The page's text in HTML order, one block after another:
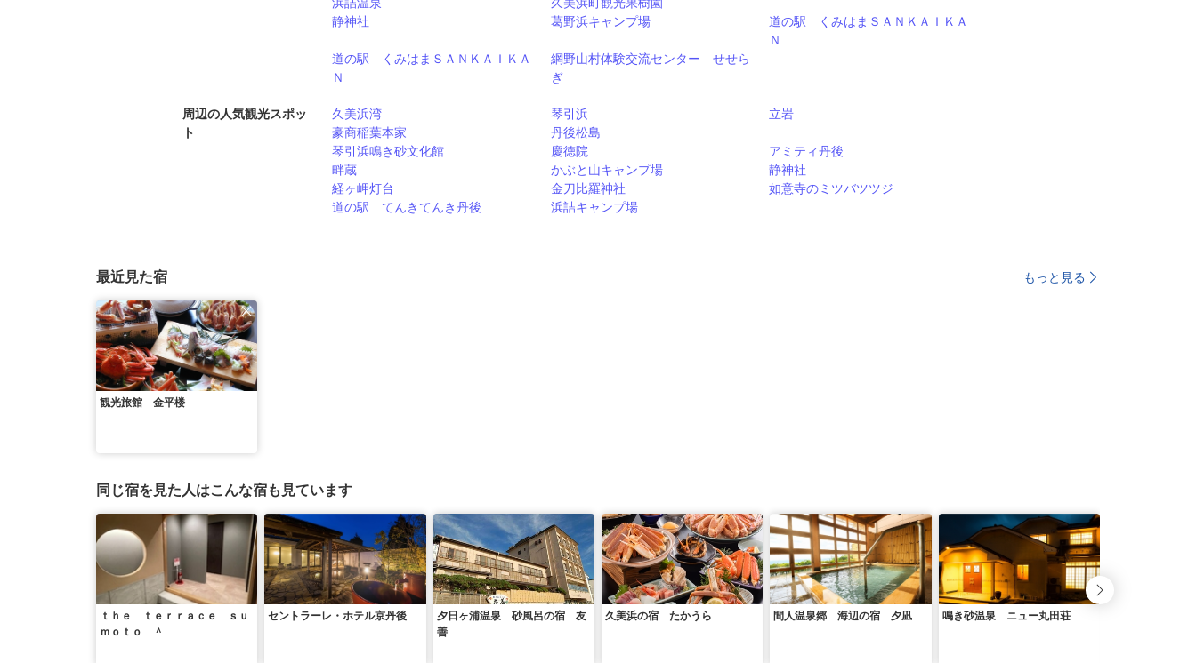
静神社
葛野浜キャンプ場
道の駅 くみはまＳＡＮＫＡＩＫＡ
Ｎ
道の駅 くみはまＳＡＮＫＡＩＫＡ
Ｎ
網野山村体験交流センター せせら
ぎ
周辺の人気観光スポッ
ト
久美浜湾 琴引浜
立岩
豪商稲葉本家
丹後松島
琴引浜鳴き砂文化館
慶徳院
アミティ丹後
畔蔵
かぶと山キャンプ場
静神社
経ヶ岬灯台
金刀比羅神社
如意寺のミツバツツジ
道の駅 てんきてんき丹後
浜詰キャンプ場
最近見た宿 もっと見る
観光旅館 金平楼
同じ宿を見た人はこんな宿も見ています
ｔｈｅ ｔｅｒｒａｃｅ ｓｕ
ｍｏｔｏ ＾
セントラーレ・ホテル京丹後
夕日ヶ浦温泉 砂風呂の宿 友
善
久美浜の宿 たかうら 間人温泉郷 海辺の宿 夕凪 鳴き砂温泉 ニュー丸田荘